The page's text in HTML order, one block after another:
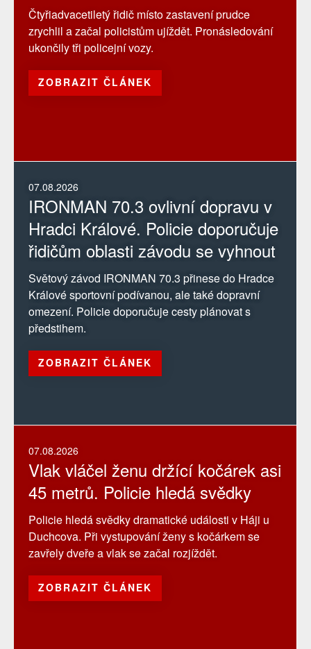
07.08.2026
IRONMAN 70.3 ovlivní dopravu v
Hradci Králové. Policie doporučuje
řidičům oblasti závodu se vyhnout
Světový závod IRONMAN 70.3 přinese do Hradce
Králové sportovní podívanou, ale také dopravní
omezení. Policie doporučuje cesty plánovat s
předstihem.
ZOBRAZIT ČLÁNEK
07.08.2026
Vlak vláčel ženu držící kočárek asi
45 metrů. Policie hledá svědky
Policie hledá svědky dramatické události v Háji u
Duchcova. Při vystupování ženy s kočárkem se
zavřely dveře a vlak se začal rozjíždět.
ZOBRAZIT ČLÁNEK
Čtyřiadvacetiletý řidič místo zastavení prudce
zrychlil a začal policistům ujíždět. Pronásledování
ukončily tři policejní vozy.
ZOBRAZIT ČLÁNEK